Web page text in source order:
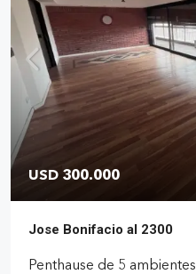
USD 300.000
Jose Bonifacio al 2300
Penthause de 5